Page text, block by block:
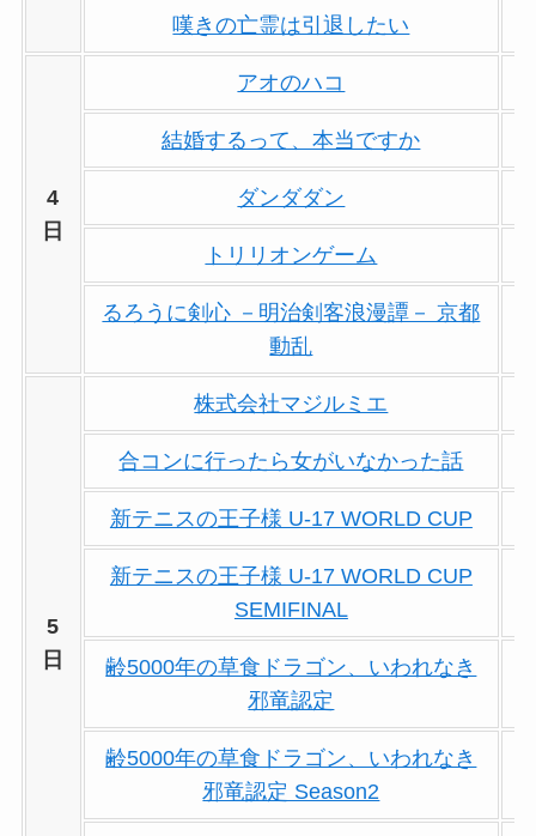
嘆きの亡霊は引退したい
4
日
アオのハコ
結婚するって、本当ですか
ダンダダン
トリリオンゲーム
るろうに剣心 －明治剣客浪漫譚－ 京都
動乱
5
日
株式会社マジルミエ
合コンに行ったら女がいなかった話
新テニスの王子様 U-17 WORLD CUP
新テニスの王子様 U-17 WORLD CUP
SEMIFINAL
齢5000年の草食ドラゴン、いわれなき
邪竜認定
齢5000年の草食ドラゴン、いわれなき
邪竜認定 Season2